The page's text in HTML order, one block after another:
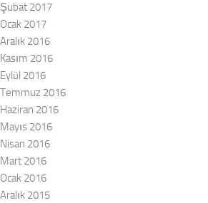
Şubat 2017
Ocak 2017
Aralık 2016
Kasım 2016
Eylül 2016
Temmuz 2016
Haziran 2016
Mayıs 2016
Nisan 2016
Mart 2016
Ocak 2016
Aralık 2015